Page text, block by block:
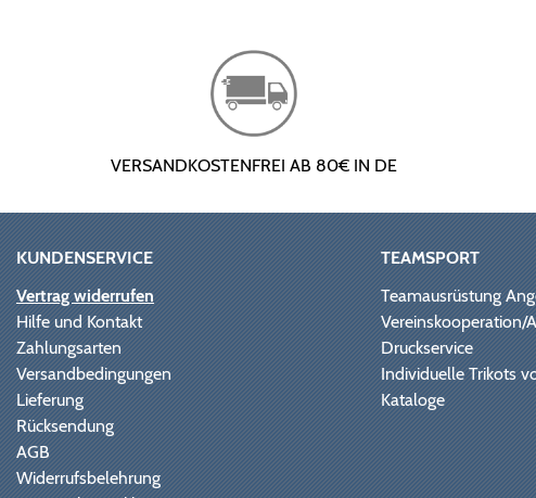
VERSANDKOSTENFREI AB 80€ IN DE
KUNDENSERVICE
Vertrag widerrufen
Hilfe und Kontakt
Zahlungsarten
Versandbedingungen
Lieferung
Rücksendung
AGB
Widerrufsbelehrung
TEAMSPORT
Teamausrüstung
Vereinskooperation/
Druckservice
Individuelle Trikots
Kataloge